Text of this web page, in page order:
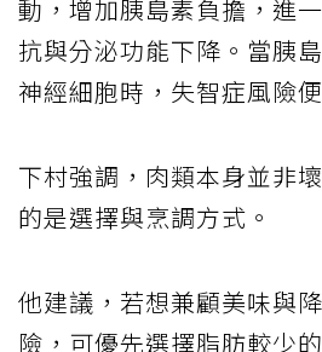
動，增加胰島素負擔，進
抗與分泌功能下降。當胰
神經細胞時，失智症風險
下村強調，肉類本身並非
的是選擇與烹調方式。
他建議，若想兼顧美味與
險，可優先選擇脂肪較少